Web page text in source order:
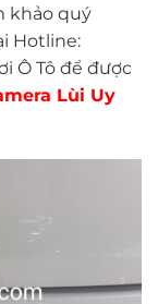
khảo quý
Hotline:
Ô Tô để được
Lùi Uy